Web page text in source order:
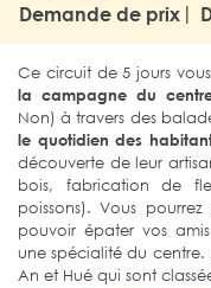
Demande de prix
Ce circuit de 5 jours
la campagne du
Non) à travers des
le quotidien des
découverte de leur
bois, fabrication de
poissons). Vous pourrez
pouvoir épater vos
une spécialité du centre.
An et Hué qui sont